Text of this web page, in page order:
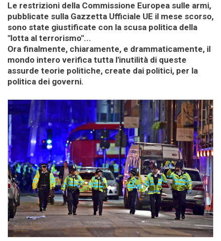
Le restrizioni della Commissione Europea sulle armi,
pubblicate sulla Gazzetta Ufficiale UE il mese scorso,
sono state giustificate con la scusa politica della
"lotta al terrorismo"...
Ora finalmente, chiaramente, e drammaticamente, il
mondo intero verifica tutta l'inutilità di queste
assurde teorie politiche, create dai politici, per la
politica dei governi.